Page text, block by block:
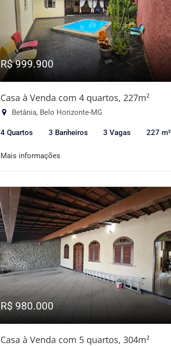
R$ 999.900
Casa à Venda com 4 quartos, 227m²
Betânia, Belo Horizonte-MG
4 Quartos 3 Banheiros 3 Vagas 227 m²
Mais informações
R$ 980.000
Casa à Venda com 5 quartos, 304m²